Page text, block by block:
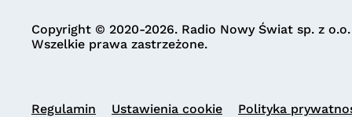
Copyright © 2020-2026. Radio Nowy Świat sp. z o.o.
Wszelkie prawa zastrzeżone.
Regulamin Ustawienia cookie Polityka